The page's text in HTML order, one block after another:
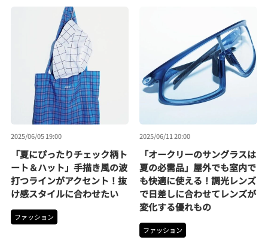
2025/06/05 19:00
「夏にぴったりチェック柄ト
ート＆ハット」手描き風の波
打つラインがアクセント！抜
け感スタイルに合わせたい
ファッション
2025/06/11 20:00
「オークリーのサングラスは
夏の必需品」屋外でも室内で
も快適に使える！調光レンズ
で日差しに合わせてレンズが
変化する優れもの
ファッション